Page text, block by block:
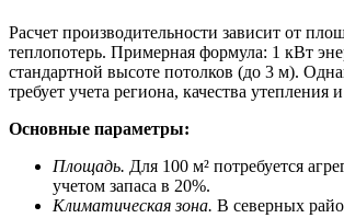
Расчет производительности зависит от
теплопотерь. Примерная формула: 1 кВт
стандартной высоте потолков (до 3 м).
требует учета региона, качества утепления
Основные параметры:
Площадь. Для 100 м² потребуется
учетом запаса в 20%.
Климатическая зона. В северных